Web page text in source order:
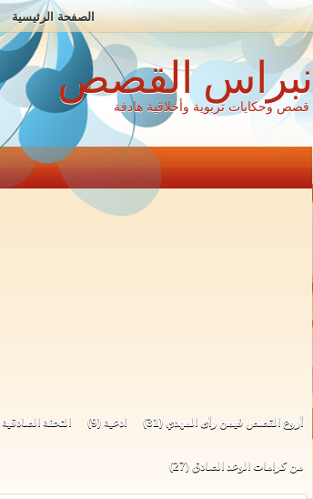
الصفحة الرئيسية
نبراس القصص
قصص وحكايات تربوية وأخلاقية هادفة
أروع القصص فيمن رأى المهدي (31) ادعية (9) التحفة الصادقية
من كرامات الوعد الصادق (27)